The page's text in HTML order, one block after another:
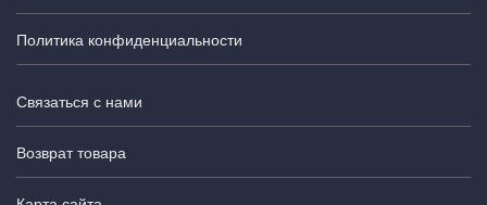
Политика конфиденциальности
Связаться с нами
Возврат товара